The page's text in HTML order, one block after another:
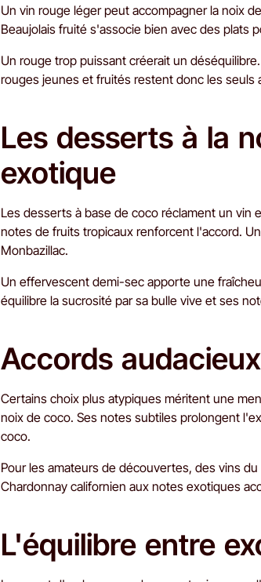
Un vin rouge léger peut accompagner la noix
Beaujolais fruité s'associe bien avec des plats
Un rouge trop puissant créerait un
rouges jeunes et fruités restent donc les seuls
Les desserts à la
exotique
Les desserts à base de coco réclament un vin
notes de fruits tropicaux renforcent l'accord.
Monbazillac.
Un effervescent demi-sec apporte une
équilibre la sucrosité par sa bulle vive et ses
Accords
Certains choix plus atypiques méritent une
noix de coco. Ses notes subtiles prolongent
coco.
Pour les amateurs de découvertes, des vins
Chardonnay californien aux notes exotiques
L'équilibre entre